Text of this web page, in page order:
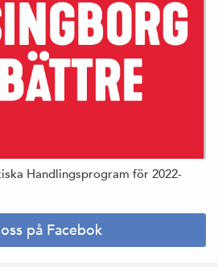
Handlingsprogram för 2022-
på Facebok